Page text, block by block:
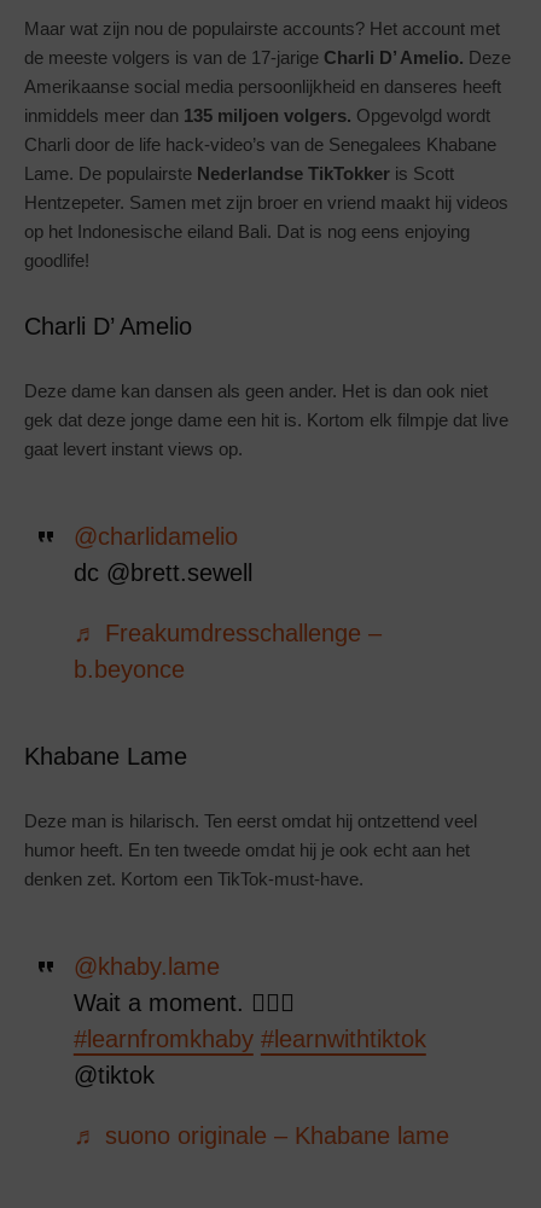
Maar wat zijn nou de populairste accounts? Het account met
de meeste volgers is van de 17-jarige Charli D’ Amelio. Deze
Amerikaanse social media persoonlijkheid en danseres heeft
inmiddels meer dan 135 miljoen volgers. Opgevolgd wordt
Charli door de life hack-video’s van de Senegalees Khabane
Lame. De populairste Nederlandse TikTokker is Scott
Hentzepeter. Samen met zijn broer en vriend maakt hij videos
op het Indonesische eiland Bali. Dat is nog eens enjoying
goodlife!
Charli D’ Amelio
Deze dame kan dansen als geen ander. Het is dan ook niet
gek dat deze jonge dame een hit is. Kortom elk filmpje dat live
gaat levert instant views op.
@charlidamelio
dc @brett.sewell
♬ Freakumdresschallenge –
b.beyonce
Khabane Lame
Deze man is hilarisch. Ten eerst omdat hij ontzettend veel
humor heeft. En ten tweede omdat hij je ook echt aan het
denken zet. Kortom een TikTok-must-have.
@khaby.lame
Wait a moment. 🤷🏾‍♂️
#learnfromkhaby #learnwithtiktok
@tiktok
♬ suono originale – Khabane lame